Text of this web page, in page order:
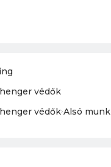
védők
védők›Alsó